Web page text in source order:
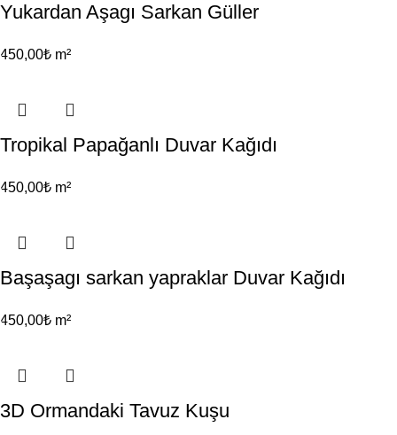
Yukardan Aşagı Sarkan Güller
450,00₺ m²
Tropikal Papağanlı Duvar Kağıdı
450,00₺ m²
Başaşagı sarkan yapraklar Duvar Kağıdı
450,00₺ m²
3D Ormandaki Tavuz Kuşu